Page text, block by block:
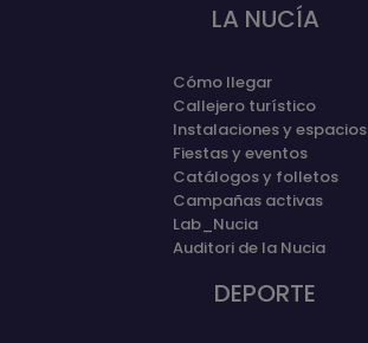
LA NUCÍA
Cómo llegar
Callejero turístico
Instalaciones y espacios
Fiestas y eventos
Catálogos y folletos
Campañas activas
Lab_Nucia
Auditori de la Nucia
DEPORTE